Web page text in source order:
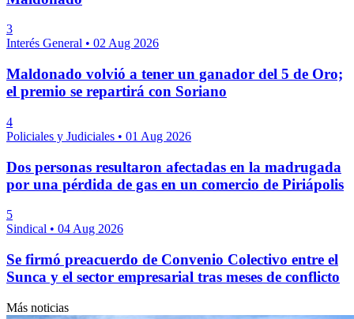
3
Interés General • 02 Aug 2026
Maldonado volvió a tener un ganador del 5 de Oro;
el premio se repartirá con Soriano
4
Policiales y Judiciales • 01 Aug 2026
Dos personas resultaron afectadas en la madrugada
por una pérdida de gas en un comercio de Piriápolis
5
Sindical • 04 Aug 2026
Se firmó preacuerdo de Convenio Colectivo entre el
Sunca y el sector empresarial tras meses de conflicto
Más noticias